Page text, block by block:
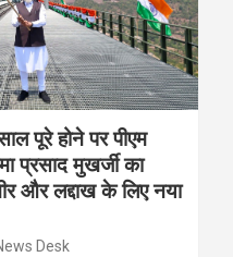
पूरे होने पर पीएम
प्रसाद मुखर्जी का
और लद्दाख के लिए नया
Desk